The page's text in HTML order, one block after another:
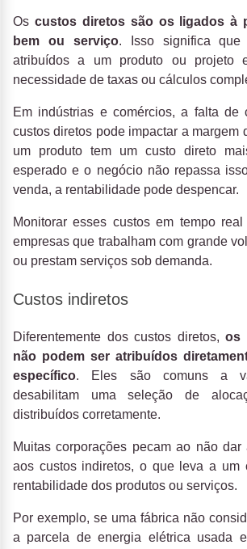
Os custos diretos são os ligados à
bem ou serviço. Isso significa que
atribuídos a um produto ou projeto
necessidade de taxas ou cálculos
Em indústrias e comércios, a falta de
custos diretos pode impactar a margem
um produto tem um custo direto
esperado e o negócio não repassa
venda, a rentabilidade pode despencar.
Monitorar esses custos em tempo
empresas que trabalham com grande
ou prestam serviços sob demanda.
Custos indiretos
Diferentemente dos custos diretos, os
não podem ser atribuídos
específico. Eles são comuns a
desabilitam uma seleção de
distribuídos corretamente.
Muitas corporações pecam ao não
aos custos indiretos, o que leva a um
rentabilidade dos produtos ou serviços.
Por exemplo, se uma fábrica não
a parcela de energia elétrica usada